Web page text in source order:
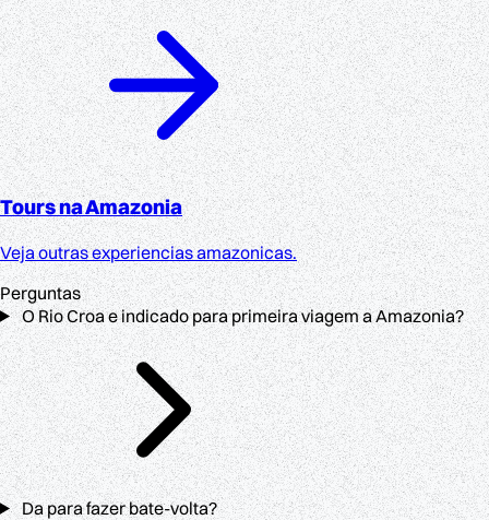
Tours na Amazonia
Veja outras experiencias amazonicas.
Perguntas
O Rio Croa e indicado para primeira viagem a Amazonia?
Da para fazer bate-volta?